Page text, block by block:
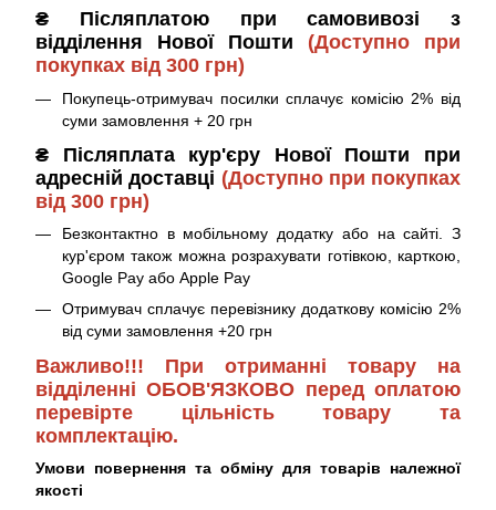
₴ Післяплатою при самовивозі з
відділення Нової Пошти (Доступно при
покупках від 300 грн)
Покупець-отримувач посилки сплачує комісію 2% від
суми замовлення + 20 грн
₴ Післяплата кур'єру Нової Пошти при
адресній доставці (Доступно при покупках
від 300 грн)
Безконтактно в мобільному додатку або на сайті. З
кур'єром також можна розрахувати готівкою, карткою,
Google Pay або Apple Pay
Отримувач сплачує перевізнику додаткову комісію 2%
від суми замовлення +20 грн
Важливо!!! При отриманні товару на
відділенні ОБОВ'ЯЗКОВО перед оплатою
перевірте цільність товару та
комплектацію.
Умови повернення та обміну для товарів належної
якості